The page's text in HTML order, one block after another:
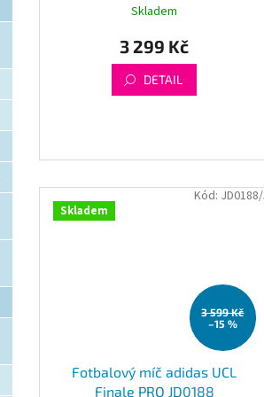
Skladem
3 299 Kč
DETAIL
Skladem
3 599 Kč
–15 %
Fotbalový míč adidas UCL
Finale PRO JD0188
Kód: